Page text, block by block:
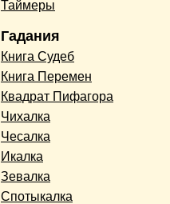
Таймеры
Гадания
Книга Судеб
Книга Перемен
Квадрат Пифагора
Чихалка
Чесалка
Икалка
Зевалка
Спотыкалка